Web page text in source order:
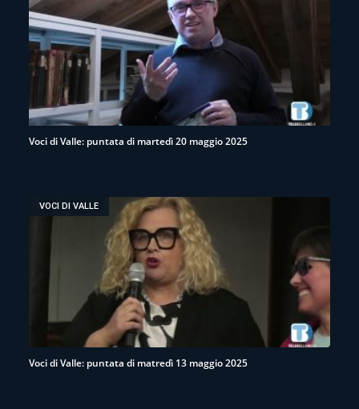
Voci di Valle: puntata di martedì 20 maggio 2025
VOCI DI VALLE
Voci di Valle: puntata di matredì 13 maggio 2025